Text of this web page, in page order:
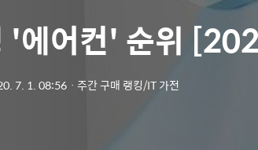
'에어컨' 순위
7. 1. 08:56 ㆍ 주간 구매 랭킹/IT 가전